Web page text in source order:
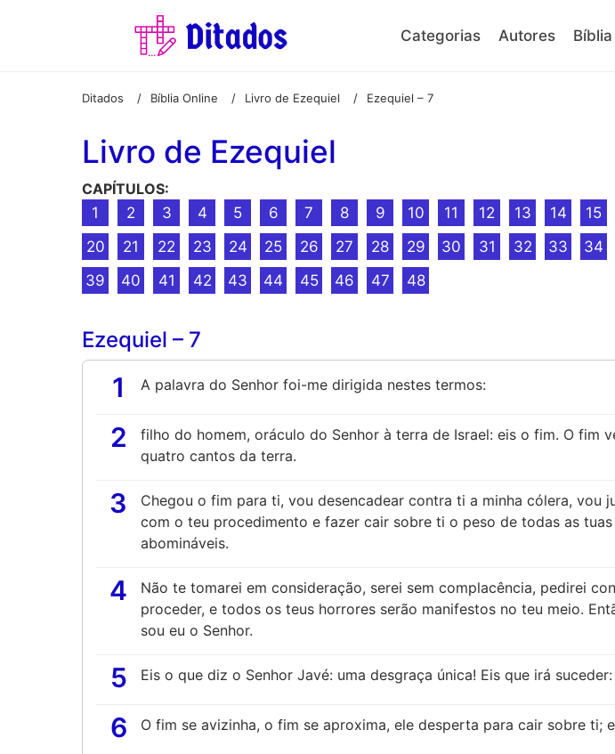
Categorias Autores
Ditados / Bíblia Online / Livro de Ezequiel / Ezequiel – 7
Livro de Ezequiel
CAPÍTULOS:
1
2 3 4 5 6 7 8 9 10 11 12 13 14 15
20
21 22 23 24 25 26 27 28 29 30 31 32 33 34
39
40 41 42 43 44 45 46 47 48
Ezequiel – 7
1 A palavra do Senhor foi-me dirigida nestes termos:
2
filho do homem, oráculo do Senhor à terra de Israel: eis o fim. O fim
quatro cantos da terra.
3
Chegou o fim para ti, vou desencadear contra ti a minha cólera, vou
com o teu procedimento e fazer cair sobre ti o peso de todas as
abomináveis.
4
Não te tomarei em consideração, serei sem complacência, pedirei
proceder, e todos os teus horrores serão manifestos no teu meio.
sou eu o Senhor.
5 Eis o que diz o Senhor Javé: uma desgraça única! Eis que irá
6 O fim se avizinha, o fim se aproxima, ele desperta para cair sobre ti;